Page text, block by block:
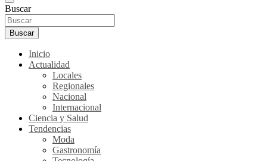
Buscar
Buscar
Inicio
Actualidad
Locales
Regionales
Nacional
Internacional
Ciencia y Salud
Tendencias
Moda
Gastronomía